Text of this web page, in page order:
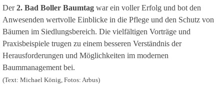
Der2. Bad Boller Baumtag war ein voller Erfolg und bot den
Anwesenden wertvolle Einblicke in die Pflege und den Schutz von
Bäumen im Siedlungsbereich. Die vielfältigen Vorträge und
Praxisbeispiele trugen zu einem besseren Verständnis der
Herausforderungen und Möglichkeiten im modernen
Baummanagement bei.
(Text: Michael König, Fotos: Arbus)